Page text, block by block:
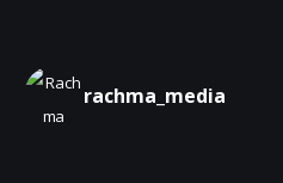
rachma_media